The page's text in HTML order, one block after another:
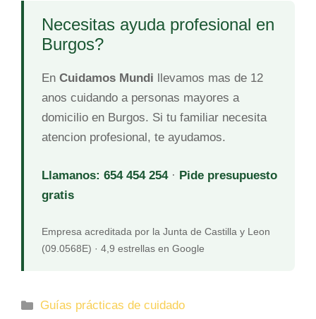
Necesitas ayuda profesional en
Burgos?
En Cuidamos Mundi llevamos mas de 12
anos cuidando a personas mayores a
domicilio en Burgos. Si tu familiar necesita
atencion profesional, te ayudamos.
Llamanos: 654 454 254· Pide presupuesto
gratis
Empresa acreditada por la Junta de Castilla y Leon
(09.0568E) · 4,9 estrellas en Google
Guías prácticas de cuidado